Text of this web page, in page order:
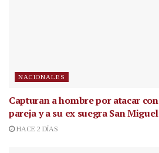
NACIONALES
Capturan a hombre por atacar
pareja y a su ex suegra San Miguel
HACE 2 DÍAS